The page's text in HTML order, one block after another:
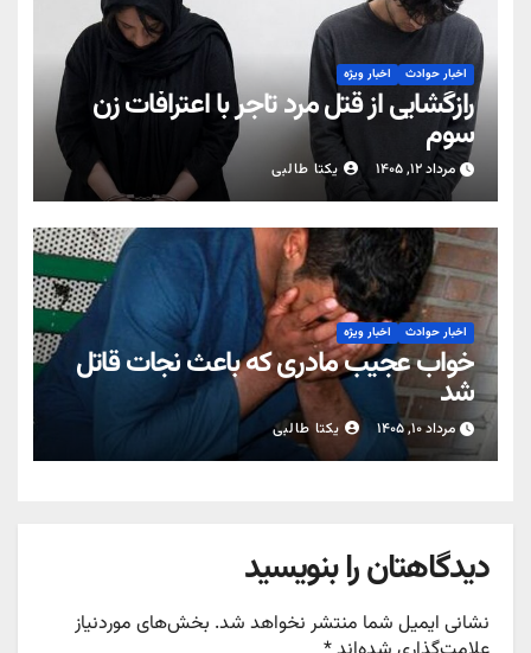
اخبار حوادث اخبار ویژه
رازگشایی از قتل مرد تاجر با اعترافات زن
سوم
مرداد ۱۲, ۱۴۰۵ یکتا طالبی
اخبار حوادث اخبار ویژه
خواب عجیب مادری که باعث نجات قاتل
شد
مرداد ۱۰, ۱۴۰۵ یکتا طالبی
دیدگاهتان را بنویسید
نشانی ایمیل شما منتشر نخواهد شد. بخش‌های موردنیاز